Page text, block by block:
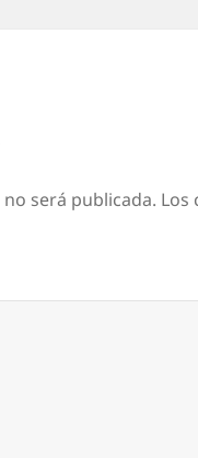
será publicada. Los